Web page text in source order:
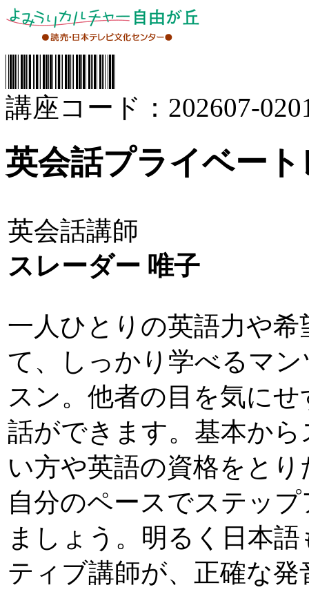
講座コード：202607-
英会話プライベー
英会話講師
スレーダー 唯子
一人ひとりの英語力や希
て、しっかり学べるマ
スン。他者の目を気に
話ができます。基本か
い方や英語の資格をと
自分のペースでステッ
ましょう。明るく日本
ティブ講師が、正確な発